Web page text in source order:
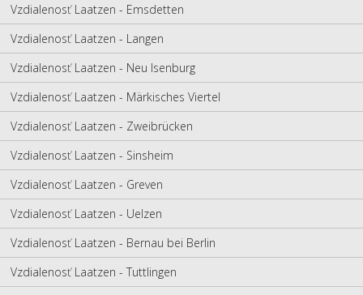
Vzdialenosť Laatzen - Emsdetten
Vzdialenosť Laatzen - Langen
Vzdialenosť Laatzen - Neu Isenburg
Vzdialenosť Laatzen - Märkisches Viertel
Vzdialenosť Laatzen - Zweibrücken
Vzdialenosť Laatzen - Sinsheim
Vzdialenosť Laatzen - Greven
Vzdialenosť Laatzen - Uelzen
Vzdialenosť Laatzen - Bernau bei Berlin
Vzdialenosť Laatzen - Tuttlingen